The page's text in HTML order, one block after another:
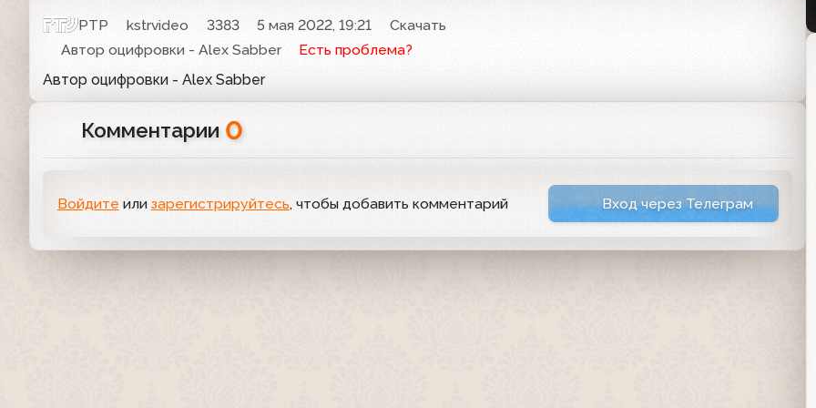
РТР kstrvideo 3383 5 мая 2022, 19:21
Скачать
Автор оцифровки - Alex Sabber
Есть проблема?
Автор оцифровки - Alex Sabber
Комментарии 0
Войдите или зарегистрируйтесь, чтобы добавить комментарий Вход через Телеграм